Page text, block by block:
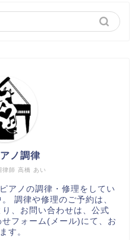
律師 高橋 あい
ノ調律
アノの調律・修理をしてい
調律や修理のご予約は、
、お問い合わせは、公式
せフォーム(メール)にて、お
す。
調律・修理